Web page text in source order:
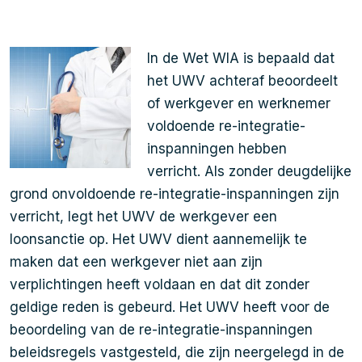
In de Wet WIA is bepaald dat
het UWV achteraf beoordeelt
of werkgever en werknemer
voldoende re-integratie-
inspanningen hebben
verricht. Als zonder deugdelijke
grond onvoldoende re-integratie-inspanningen zijn
verricht, legt het UWV de werkgever een
loonsanctie op. Het UWV dient aannemelijk te
maken dat een werkgever niet aan zijn
verplichtingen heeft voldaan en dat dit zonder
geldige reden is gebeurd. Het UWV heeft voor de
beoordeling van de re-integratie-inspanningen
beleidsregels vastgesteld, die zijn neergelegd in de